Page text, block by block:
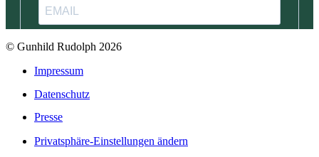
© Gunhild Rudolph 2026
Impressum
Datenschutz
Presse
Privatsphäre-Einstellungen ändern